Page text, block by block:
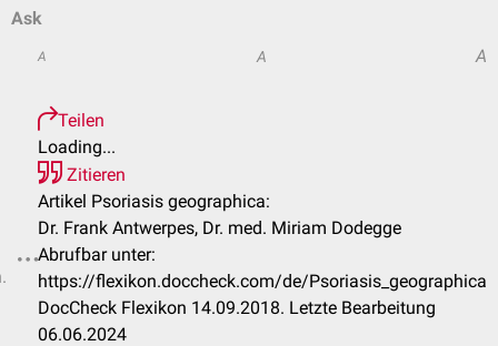
Ask
A A A
Teilen
Loading...
Zitieren
Artikel Psoriasis geographica:
Dr. Frank Antwerpes, Dr. med. Miriam Dodegge
Abrufbar unter:
https://flexikon.doccheck.com/de/Psoriasis_geographica
DocCheck Flexikon 14.09.2018. Letzte Bearbeitung
06.06.2024